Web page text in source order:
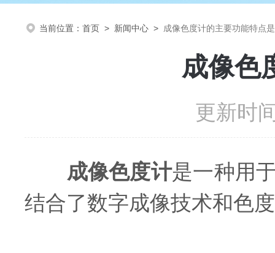
当前位置： 首页 > 新闻中心 > 成像色度计的主要功能特点
成像色
更新时
成像色度计是一种用
结合了数字成像技术和色